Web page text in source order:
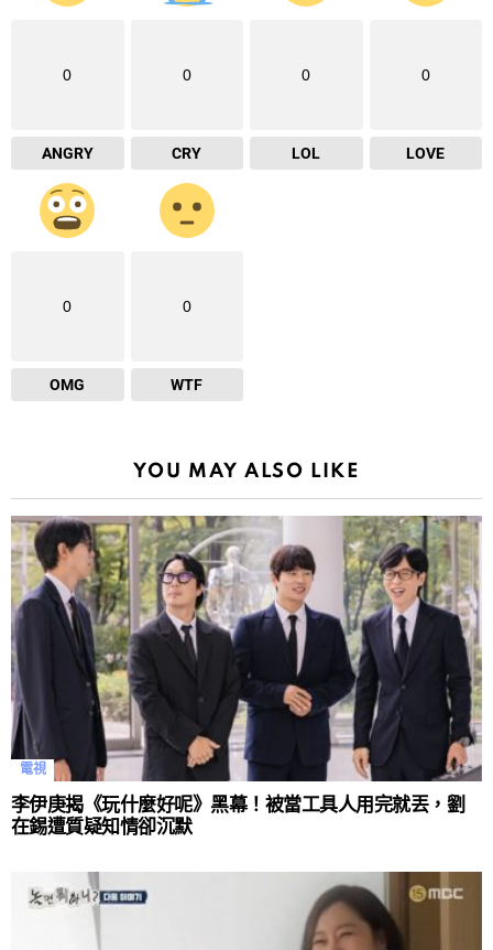
0
ANGRY
0
CRY
0
LOL
0
LOVE
0
OMG
0
WTF
YOU MAY ALSO LIKE
電視
李伊庚揭《玩什麼好呢》黑幕！被當工具人用完就丟，劉
在錫遭質疑知情卻沉默